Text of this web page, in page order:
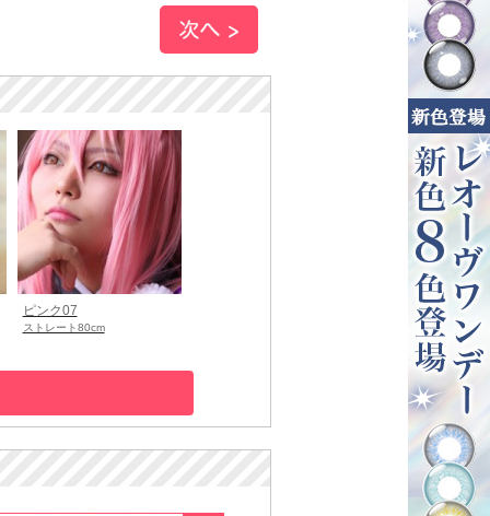
ピンク07
ストレート80cm